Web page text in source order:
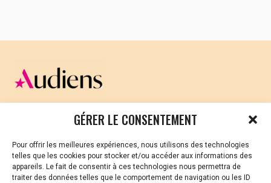
GÉRER LE CONSENTEMENT
Pour offrir les meilleures expériences, nous utilisons des technologies
telles que les cookies pour stocker et/ou accéder aux informations des
appareils. Le fait de consentir à ces technologies nous permettra de
traiter des données telles que le comportement de navigation ou les ID
CELLULE D’ÉCOUTE ET DE SOUTIEN PSYCHOLOGIQUE ET
Vous avez été témoin ou vous êtes victime de VSS ? Ou
vous êtes référent·es harcèlement en besoin de soutien
ou d’informations ?